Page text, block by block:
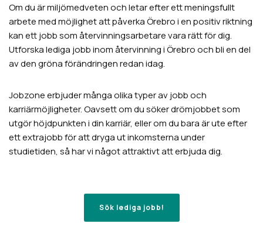
Om du är miljömedveten och letar efter ett meningsfullt
arbete med möjlighet att påverkaÖrebroi en positiv riktning
kan ett jobb som återvinningsarbetare vara rätt för dig.
Utforska lediga jobb inom återvinning iÖrebrooch bli en del
av den gröna förändringen redan idag.
Jobzone erbjuder många olika typer av jobb och
karriärmöjligheter. Oavsett om du söker drömjobbet som
utgör höjdpunkten i din karriär, eller om du bara är ute efter
ett extrajobb för att dryga ut inkomsterna under
studietiden, så har vi något attraktivt att erbjuda dig.
Sök lediga jobb!